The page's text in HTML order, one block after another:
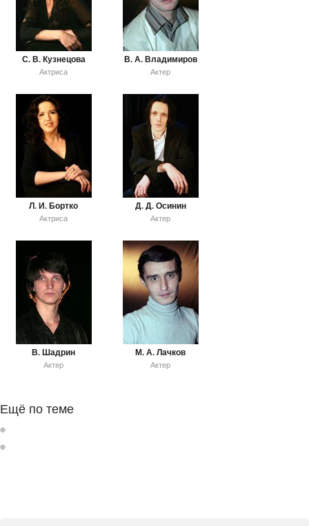
С. В. Кузнецова
Актриса
В. А. Владимиров
Актер
Л. И. Бортко
Актриса
Д. Д. Осинин
Актер
В. Шадрин
Актер
М. А. Лачков
Актер
Ещё по теме